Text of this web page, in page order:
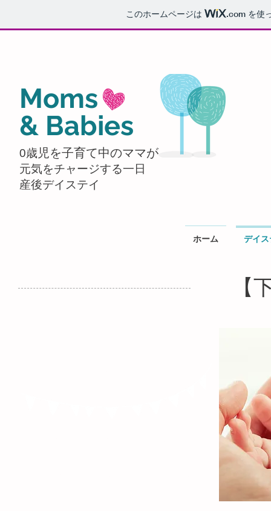
このホームページは .com を使
Moms
& Babies
​0歳 ​児を子育て中のママが
元気をチャージする一日
​産後デイステイ
ホーム デイ
【